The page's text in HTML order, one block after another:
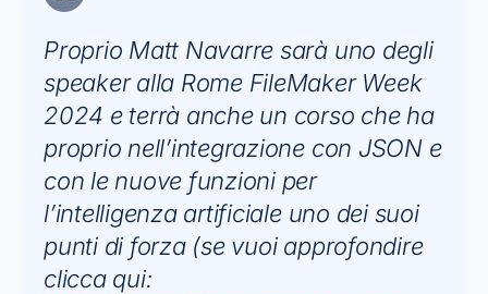
Proprio Matt Navarre sarà uno degli
speaker alla Rome FileMaker Week
2024 e terrà anche un corso che ha
proprio nell’integrazione con JSON e
con le nuove funzioni per
l’intelligenza artificiale uno dei suoi
punti di forza (se vuoi approfondire
clicca qui: